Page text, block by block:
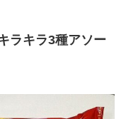
ラキラ3種アソー